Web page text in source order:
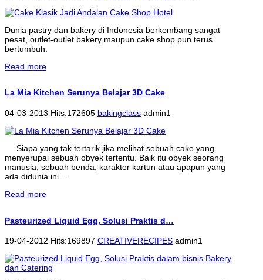
Dunia pastry dan bakery di Indonesia berkembang sangat
pesat, outlet-outlet bakery maupun cake shop pun terus
bertumbuh.
Read more
La Mia Kitchen Serunya Belajar 3D Cake
04-03-2013 Hits:172605 bakingclass admin1
Siapa yang tak tertarik jika melihat sebuah cake yang
menyerupai sebuah obyek tertentu. Baik itu obyek seorang
manusia, sebuah benda, karakter kartun atau apapun yang
ada didunia ini....
Read more
Pasteurized Liquid Egg, Solusi Praktis d…
19-04-2012 Hits:169897 CREATIVERECIPES admin1